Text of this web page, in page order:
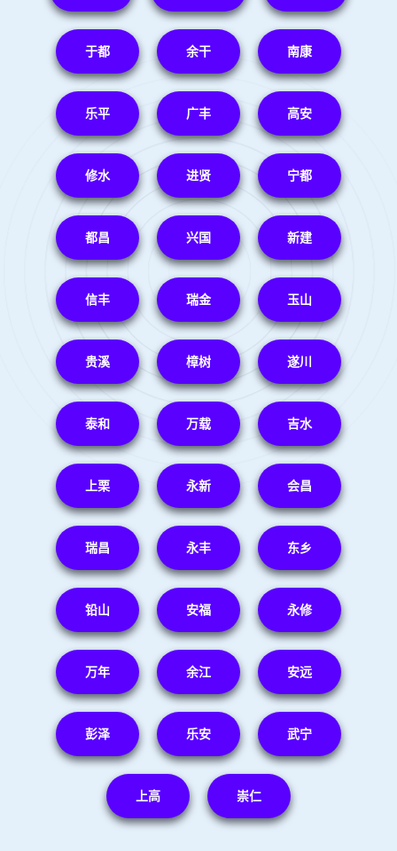
于都 余干 南康
乐平 广丰 高安
修水 进贤 宁都
都昌 兴国 新建
信丰 瑞金 玉山
贵溪 樟树 遂川
泰和 万载 吉水
上栗 永新 会昌
瑞昌 永丰 东乡
铅山 安福 永修
万年 余江 安远
彭泽 乐安 武宁
上高 崇仁